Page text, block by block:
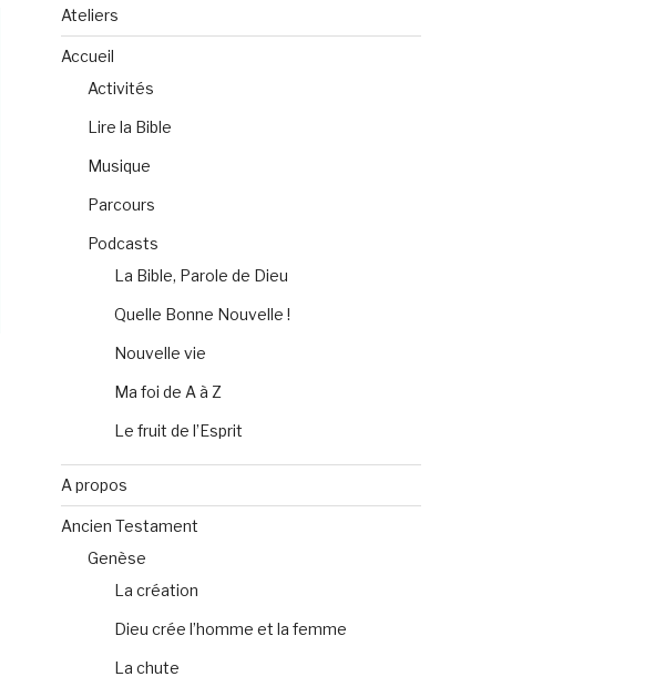
Ateliers
Accueil
Activités
Lire la Bible
Musique
Parcours
Podcasts
La Bible, Parole de Dieu
Quelle Bonne Nouvelle !
Nouvelle vie
Ma foi de A à Z
Le fruit de l’Esprit
A propos
Ancien Testament
Genèse
La création
Dieu crée l’homme et la femme
La chute